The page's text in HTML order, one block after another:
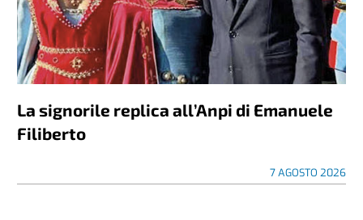
La signorile replica all’Anpi di Emanuele
Filiberto
7 AGOSTO 2026